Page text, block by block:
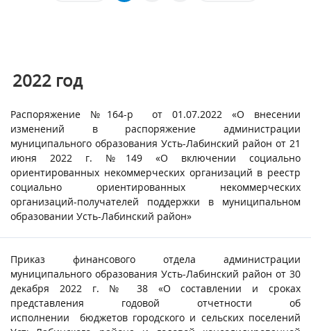
2022 год
Распоряжение №164-р от 01.07.2022 «О внесении
изменений в распоряжение администрации
муниципального образования Усть-Лабинский район от 21
июня 2022 г. №149 «О включении социально
ориентированных некоммерческих организаций в реестр
социально ориентированных некоммерческих
организаций-получателей поддержки в муниципальном
образовании Усть-Лабинский район»
Приказ финансового отдела администрации
муниципального образования Усть-Лабинский район от 30
декабря 2022 г. № 38 «О составлении и сроках
представления годовой отчетности об
исполнении бюджетов городского и сельских поселений